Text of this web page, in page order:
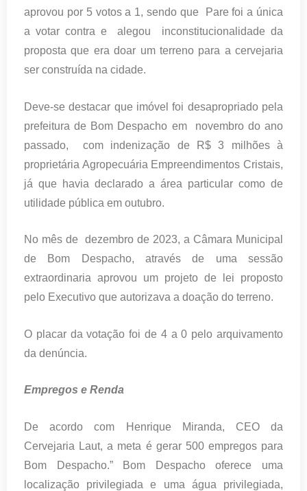
aprovou por 5 votos a 1, sendo que Pare foi a única
a votar contra e alegou inconstitucionalidade da
proposta que era doar um terreno para a cervejaria
ser construída na cidade.
Deve-se destacar que imóvel foi desapropriado pela
prefeitura de Bom Despacho em novembro do ano
passado, com indenização de R$ 3 milhões à
proprietária Agropecuária Empreendimentos Cristais,
já que havia declarado a área particular como de
utilidade pública em outubro.
No mês de dezembro de 2023, a Câmara Municipal
de Bom Despacho, através de uma sessão
extraordinaria aprovou um projeto de lei proposto
pelo Executivo que autorizava a doação do terreno.
O placar da votação foi de 4 a 0 pelo arquivamento
da denúncia.
Empregos e Renda
De acordo com Henrique Miranda, CEO da
Cervejaria Laut, a meta é gerar 500 empregos para
Bom Despacho.” Bom Despacho oferece uma
localização privilegiada e uma água privilegiada,